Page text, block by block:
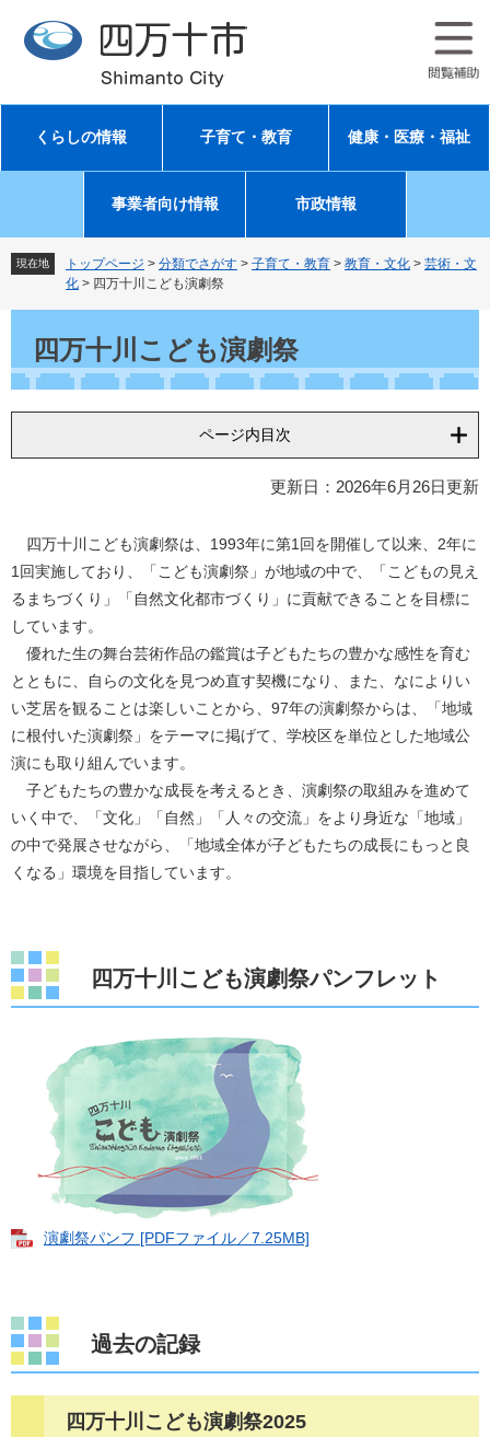
先
す
を
し
文
くらしの情報 子育て・教育 健康・医療・福祉
事業者向け情報 市政情報
現在地 トップページ > 分類でさがす > 子育て・教育 > 教育・文化 > 芸術・文
化 > 四万十川こども演劇祭
四万十川こども演劇祭
ページ内目次
更新日：2026年6月26日更新
四万十川こども演劇祭は、1993年に第1回を開催して以来、2年に
1回実施しており、「こども演劇祭」が地域の中で、「こどもの見え
るまちづくり」「自然文化都市づくり」に貢献できることを目標に
しています。
優れた生の舞台芸術作品の鑑賞は子どもたちの豊かな感性を育む
とともに、自らの文化を見つめ直す契機になり、また、なによりい
い芝居を観ることは楽しいことから、97年の演劇祭からは、「地域
に根付いた演劇祭」をテーマに掲げて、学校区を単位とした地域公
演にも取り組んでいます。
子どもたちの豊かな成長を考えるとき、演劇祭の取組みを進めて
いく中で、「文化」「自然」「人々の交流」をより身近な「地域」
の中で発展させながら、「地域全体が子どもたちの成長にもっと良
くなる」環境を目指しています。
四万十川こども演劇祭パンフレット
演劇祭パンフ [PDFファイル／7.25MB]
過去の記録
四万十川こども演劇祭2025